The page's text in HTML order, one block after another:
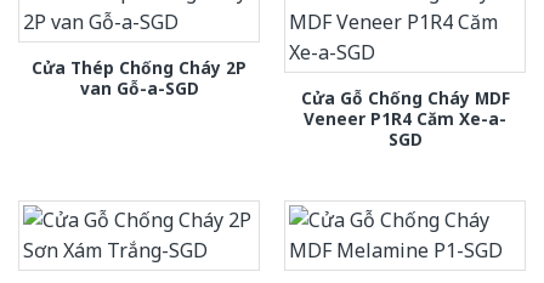
Cửa Thép Chống Cháy 2P
van Gỗ-a-SGD
Cửa Gỗ Chống Cháy MDF
Veneer P1R4 Căm Xe-a-
SGD